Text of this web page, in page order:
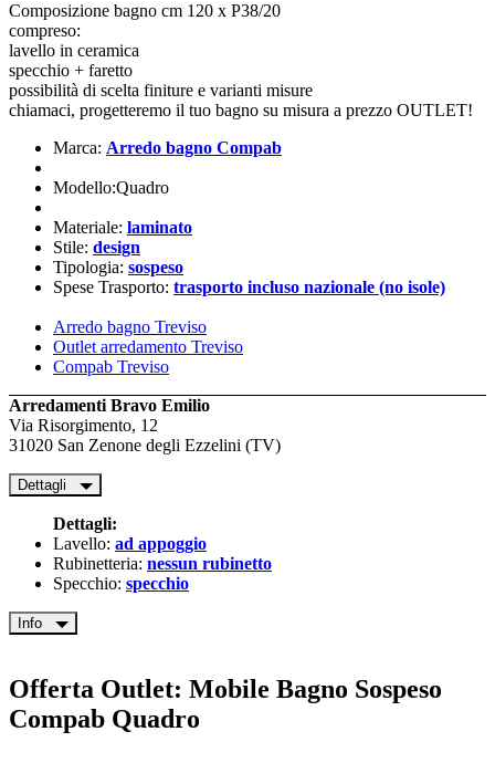
Composizione bagno cm 120 x P38/20
compreso:
lavello in ceramica
specchio + faretto
possibilità di scelta finiture e varianti misure
chiamaci, progetteremo il tuo bagno su misura a prezzo OUTLET!
Marca: Arredo bagno Compab
Modello:Quadro
Materiale: laminato
Stile: design
Tipologia: sospeso
Spese Trasporto: trasporto incluso nazionale (no isole)
Arredo bagno Treviso
Outlet arredamento Treviso
Compab Treviso
Arredamenti Bravo Emilio
Via Risorgimento, 12
31020 San Zenone degli Ezzelini (TV)
Dettagli
Dettagli:
Lavello: ad appoggio
Rubinetteria: nessun rubinetto
Specchio: specchio
Info
Offerta Outlet: Mobile Bagno Sospeso
Compab Quadro